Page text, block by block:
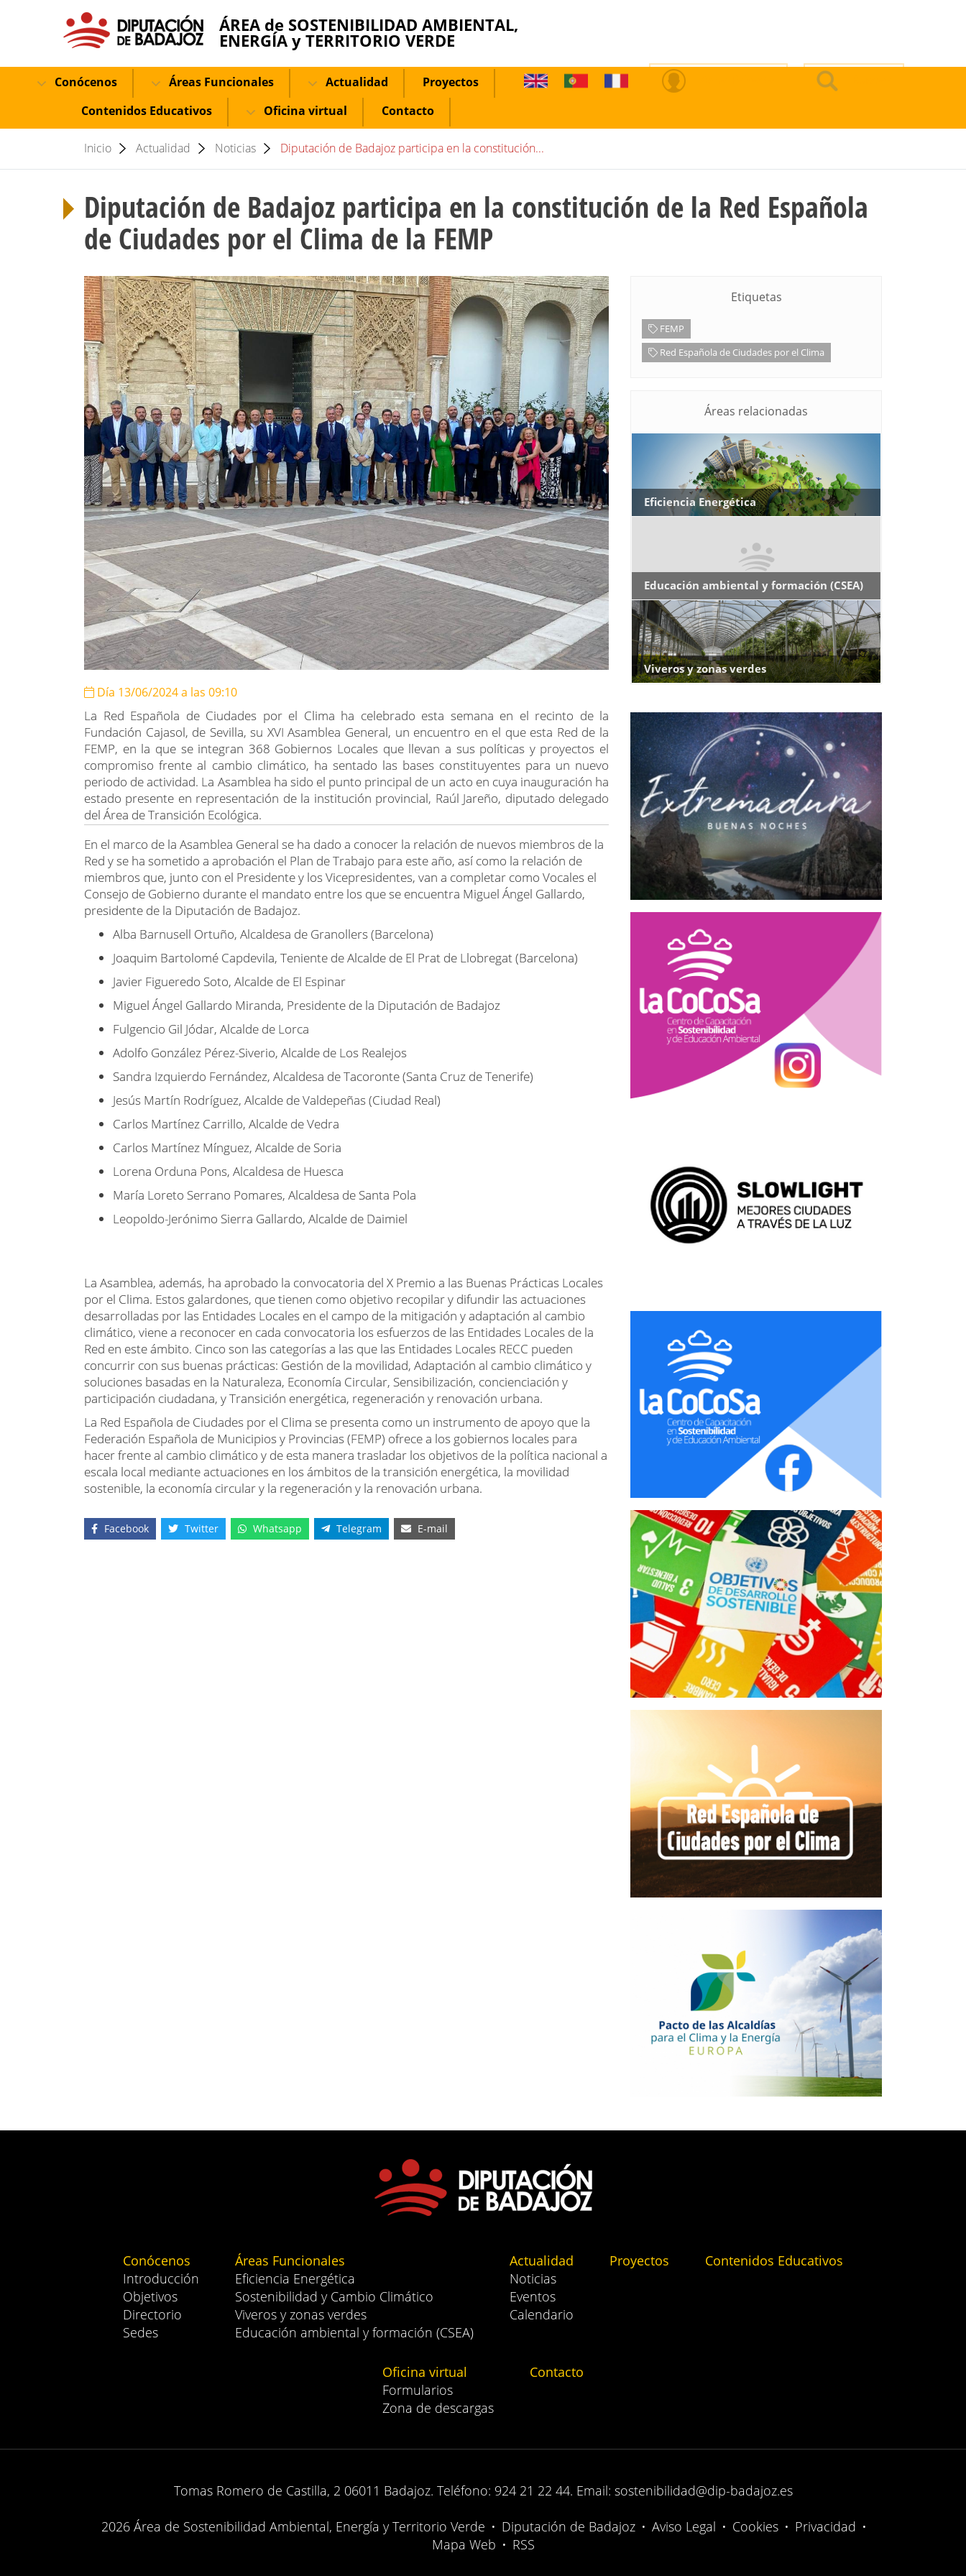
ÁREA de SOSTENIBILIDAD AMBIENTAL,
ENERGÍA y TERRITORIO VERDE
Conócenos Áreas Funcionales Actualidad
Proyectos
Contenidos Educativos
Oficina virtual Contacto
Inicio Actualidad Noticias Diputación de Badajoz participa en la constitución...
Diputación de Badajoz participa en la constitución de la Red Española
de Ciudades por el Clima de la FEMP
Día 13/06/2024 a las 09:10
La Red Española de Ciudades por el Clima ha celebrado esta semana en el recinto de la
Fundación Cajasol, de Sevilla, su XVI Asamblea General, un encuentro en el que esta Red de la
FEMP, en la que se integran 368 Gobiernos Locales que llevan a sus políticas y proyectos el
compromiso frente al cambio climático, ha sentado las bases constituyentes para un nuevo
periodo de actividad. La Asamblea ha sido el punto principal de un acto en cuya inauguración ha
estado presente en representación de la institución provincial, Raúl Jareño, diputado delegado
del Área de Transición Ecológica.
En el marco de la Asamblea General se ha dado a conocer la relación de nuevos miembros de la
Red y se ha sometido a aprobación el Plan de Trabajo para este año, así como la relación de
miembros que, junto con el Presidente y los Vicepresidentes, van a completar como Vocales el
Consejo de Gobierno durante el mandato entre los que se encuentra Miguel Ángel Gallardo,
presidente de la Diputación de Badajoz.
Alba Barnusell Ortuño, Alcaldesa de Granollers (Barcelona)
Joaquim Bartolomé Capdevila, Teniente de Alcalde de El Prat de Llobregat (Barcelona)
Javier Figueredo Soto, Alcalde de El Espinar
Miguel Ángel Gallardo Miranda, Presidente de la Diputación de Badajoz
Fulgencio Gil Jódar, Alcalde de Lorca
Adolfo González Pérez-Siverio, Alcalde de Los Realejos
Sandra Izquierdo Fernández, Alcaldesa de Tacoronte (Santa Cruz de Tenerife)
Jesús Martín Rodríguez, Alcalde de Valdepeñas (Ciudad Real)
Carlos Martínez Carrillo, Alcalde de Vedra
Carlos Martínez Mínguez, Alcalde de Soria
Lorena Orduna Pons, Alcaldesa de Huesca
María Loreto Serrano Pomares, Alcaldesa de Santa Pola
Leopoldo-Jerónimo Sierra Gallardo, Alcalde de Daimiel
La Asamblea, además, ha aprobado la convocatoria del X Premio a las Buenas Prácticas Locales
por el Clima. Estos galardones, que tienen como objetivo recopilar y difundir las actuaciones
desarrolladas por las Entidades Locales en el campo de la mitigación y adaptación al cambio
climático, viene a reconocer en cada convocatoria los esfuerzos de las Entidades Locales de la
Red en este ámbito. Cinco son las categorías a las que las Entidades Locales RECC pueden
concurrir con sus buenas prácticas: Gestión de la movilidad, Adaptación al cambio climático y
soluciones basadas en la Naturaleza, Economía Circular, Sensibilización, concienciación y
participación ciudadana, y Transición energética, regeneración y renovación urbana.
La Red Española de Ciudades por el Clima se presenta como un instrumento de apoyo que la
Federación Española de Municipios y Provincias (FEMP) ofrece a los gobiernos locales para
hacer frente al cambio climático y de esta manera trasladar los objetivos de la política nacional a
escala local mediante actuaciones en los ámbitos de la transición energética, la movilidad
sostenible, la economía circular y la regeneración y la renovación urbana.
Facebook Twitter Whatsapp Telegram E-mail
Etiquetas
FEMP
Red Española de Ciudades por el Clima
Áreas relacionadas
Eficiencia Energética
Educación ambiental y formación (CSEA)
Viveros y zonas verdes
Conócenos
Introducción
Objetivos
Directorio
Sedes
Áreas Funcionales
Eficiencia Energética
Sostenibilidad y Cambio Climático
Viveros y zonas verdes
Educación ambiental y formación (CSEA)
Actualidad
Noticias
Eventos
Calendario
Proyectos Contenidos Educativos
Oficina virtual
Formularios
Zona de descargas
Contacto
Tomas Romero de Castilla, 2 06011 Badajoz. Teléfono: 924 21 22 44. Email: sostenibilidad@dip-badajoz.es
2026 Área de Sostenibilidad Ambiental, Energía y Territorio Verde • Diputación de Badajoz • Aviso Legal • Cookies • Privacidad •
Mapa Web • RSS